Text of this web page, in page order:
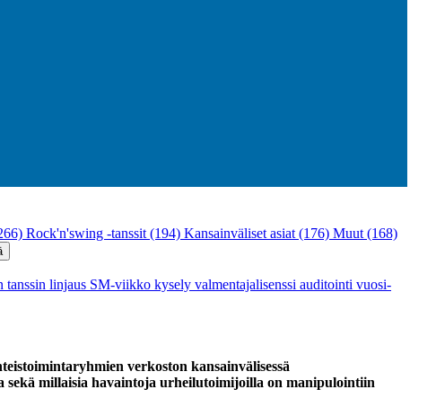
Rock'n'swing -tanssit (194) Kansainväliset asiat (176) Muut (168)
tanssin linjaus SM-viikko kysely valmentajalisenssi auditointi vuosi-
verkoston kansainvälisessä
sekä millaisia havaintoja urheilutoimijoilla on manipulointiin